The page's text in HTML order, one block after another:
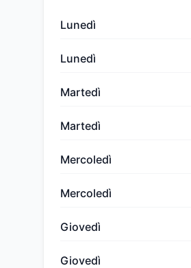
Lunedì
Lunedì
Martedì
Martedì
Mercoledì
Mercoledì
Giovedì
Giovedì